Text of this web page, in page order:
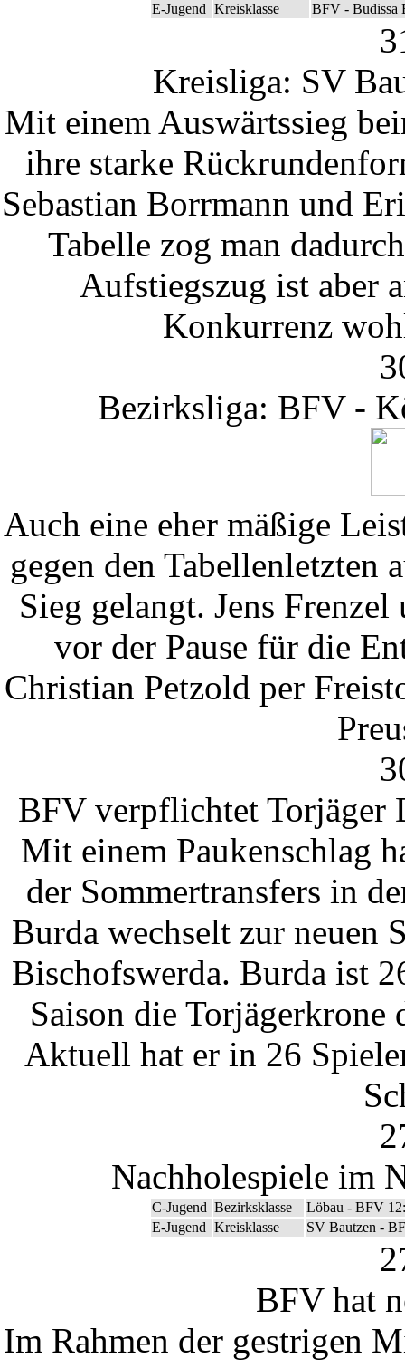
E-Jugend Kreisklasse BFV - Budissa
Kreisliga: SV
Mit einem Auswärtssieg
ihre starke
Sebastian Borrmann und
Tabelle zog man
Aufstiegszug ist aber
Konkurrenz
Bezirksliga: BFV -
Auch eine eher mäßige
gegen den Tabellenletzten
Sieg gelangt. Jens
vor der Pause für die
Christian Petzold per
BFV verpflichtet Torjäger
Mit einem Paukenschlag
der Sommertransfers in
Burda wechselt zur neuen
Bischofswerda. Burda ist
Saison die Torjägerkrone
Aktuell hat er in 26
Nachholespiele im
C-Jugend Bezirksklasse
Löbau - BFV
E-Jugend Kreisklasse SV Bautzen -
BFV hat
Im Rahmen der gestrigen